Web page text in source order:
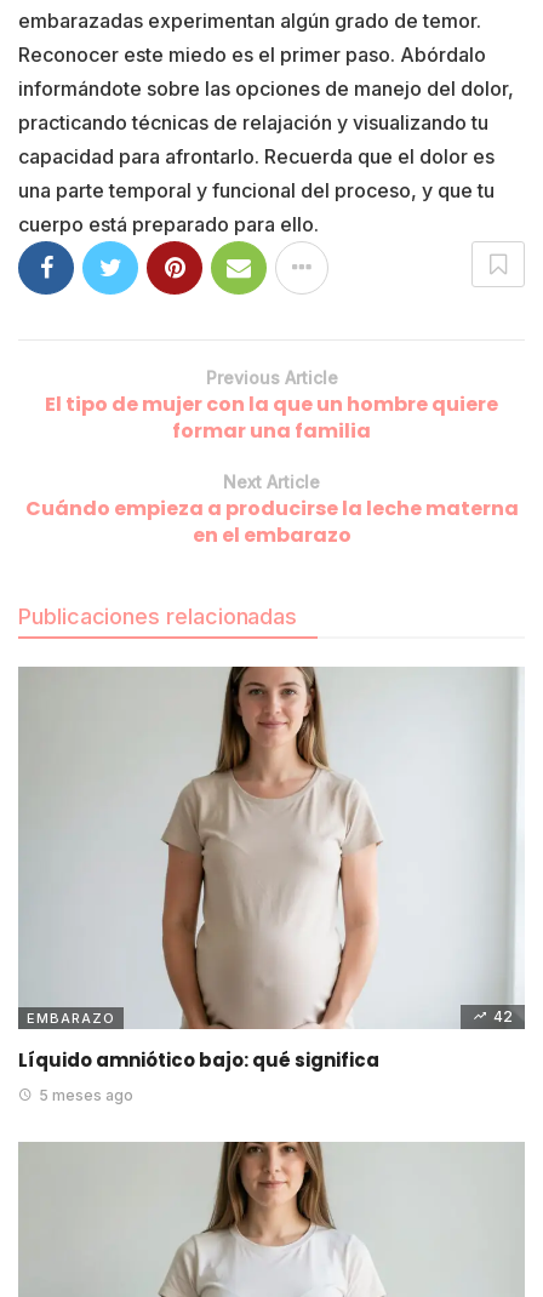
embarazadas experimentan algún grado de temor.
Reconocer este miedo es el primer paso. Abórdalo
informándote sobre las opciones de manejo del dolor,
practicando técnicas de relajación y visualizando tu
capacidad para afrontarlo. Recuerda que el dolor es
una parte temporal y funcional del proceso, y que tu
cuerpo está preparado para ello.
Previous Article
El tipo de mujer con la que un hombre quiere
formar una familia
Next Article
Cuándo empieza a producirse la leche materna
en el embarazo
Publicaciones relacionadas
EMBARAZO 42
Líquido amniótico bajo: qué significa
5 meses ago